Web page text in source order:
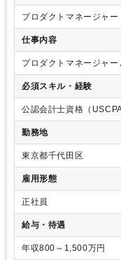
プロダクトマネージャー
仕事内容
プロダクトマネージャ
をデータサイエンティ
ら開発・運用をしていた
必須スキル・経験
公認会計士資格（
験、会計監査業務の理
見、データ分析に関連す
経験、ビジネス会話が
勤務地
東京都千代田区
雇用形態
正社員
給与・待遇
年収800～1,500万円